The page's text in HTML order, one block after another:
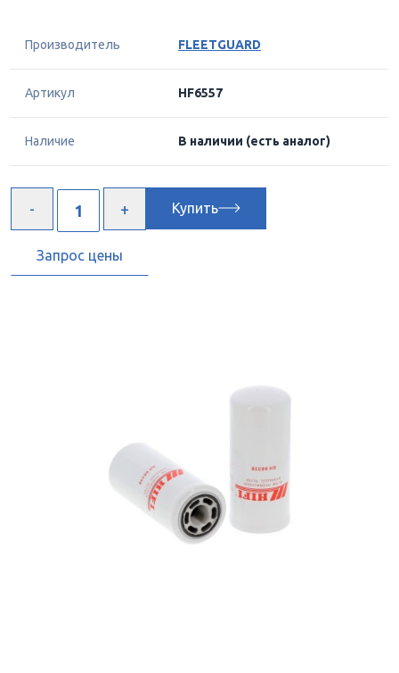
Производитель FLEETGUARD
Артикул HF6557
Наличие В наличии (есть аналог)
Купить
Запрос цены